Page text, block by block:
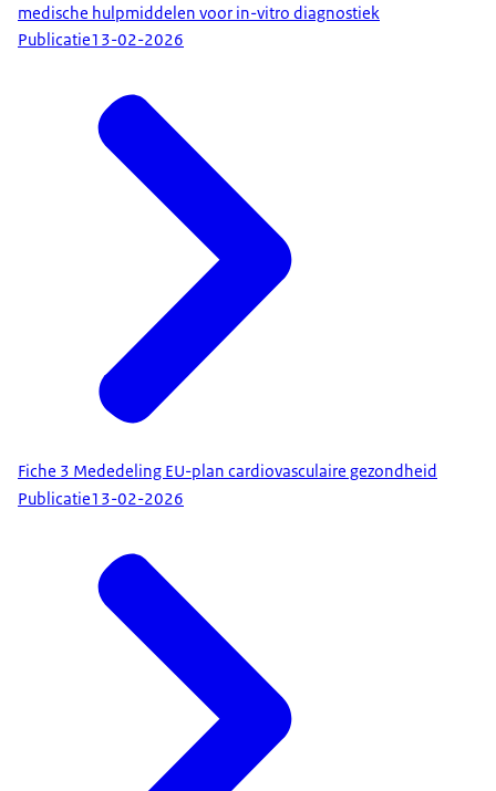
medische hulpmiddelen voor in-vitro diagnostiek
Publicatie13-02-2026
Fiche 3 Mededeling EU-plan cardiovasculaire gezondheid
Publicatie13-02-2026